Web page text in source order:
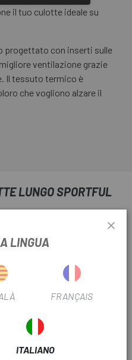
il tuo culotte ideale su
progettato con inserti sulle
ventilazione grazie
Il tessuto termico è
che vogliono alzare il
LUNGO SPORTFUL
Freddo
SUL PRODOTTO
LINGUA
FRANÇAIS
ITALIANO